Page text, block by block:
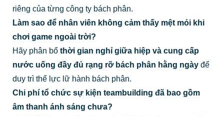
riêng của từng công ty bách phân.
Làm sao để nhân viên không cảm thấy mệt mỏi khi
chơi game ngoài trời?
Hãy phân bổ thời gian nghỉ giữa hiệp và cung cấp
nước uống đầy đủ rạng rỡ bách phân hằng ngàyđể
duy trì thể lực lữ hành bách phân.
Chi phí tổ chức sự kiện teambuilding đã bao gồm
âm thanh ánh sáng chưa?